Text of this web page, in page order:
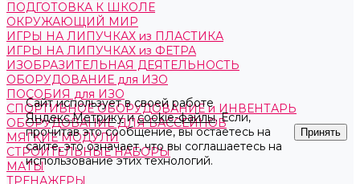
ПОДГОТОВКА К ШКОЛЕ
ОКРУЖАЮЩИЙ МИР
ИГРЫ НА ЛИПУЧКАХ из ПЛАСТИКА
ИГРЫ НА ЛИПУЧКАХ из ФЕТРА
ИЗОБРАЗИТЕЛЬНАЯ ДЕЯТЕЛЬНОСТЬ
ОБОРУДОВАНИЕ для ИЗО
ПОСОБИЯ для ИЗО
СПОРТИВНОЕ ОБОРУДОВАНИЕ и ИНВЕНТАРЬ
ОБОРУДОВАНИЕ ДЛЯ БАССЕЙНОВ
МЯГКИЕ МОДУЛИ
СТРОИТЕЛЬНЫЕ НАБОРЫ
МАТЫ
ТРЕНАЖЕРЫ
Сайт использует в своей работе
Яндекс.Метрикуиcookie-файлы. Если,
прочитав это сообщение, вы остаетесь на
сайте, это означает, что вы соглашаетесь на
использование этих технологий.
Принять